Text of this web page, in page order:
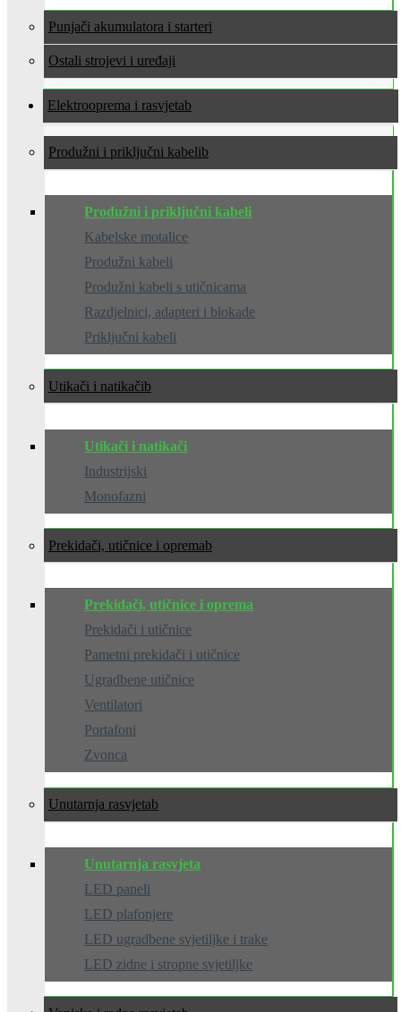
Punjači akumulatora i starteri
Ostali strojevi i uređaji
Elektrooprema i rasvjeta
Produžni i priključni kabeli
Produžni i priključni kabeli
Kabelske motalice
Produžni kabeli
Produžni kabeli s utičnicama
Razdjelnici, adapteri i blokade
Priključni kabeli
Utikači i natikači
Utikači i natikači
Industrijski
Monofazni
Prekidači, utičnice i oprema
Prekidači, utičnice i oprema
Prekidači i utičnice
Pametni prekidači i utičnice
Ugradbene utičnice
Ventilatori
Portafoni
Zvonca
Unutarnja rasvjeta
Unutarnja rasvjeta
LED paneli
LED plafonjere
LED ugradbene svjetiljke i trake
LED zidne i stropne svjetiljke